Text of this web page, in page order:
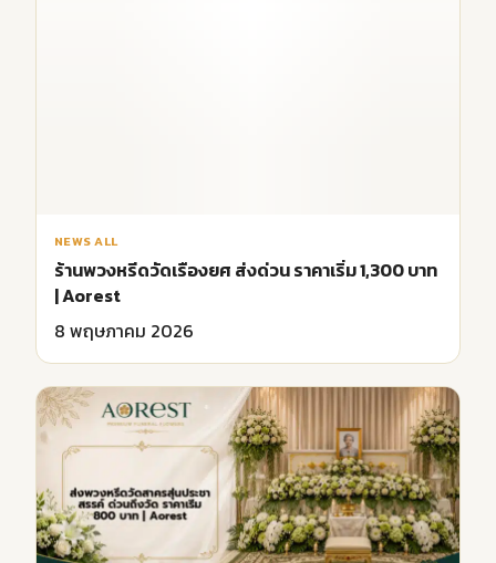
NEWS ALL
ส่งพวงหรีดวัดสาครสุ่นประชาสรรค์ ด่วนถึงวัด ราคา
เริ่ม 1,300 บาท | Aorest